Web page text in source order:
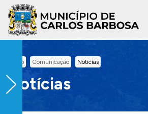
Ir para conteúdo principal
Inicio Comunicação Notícias
Notícias